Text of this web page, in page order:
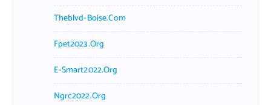
Theblvd-Boise.com
Fpet2023.org
E-Smart2022.org
Ngrc2022.org